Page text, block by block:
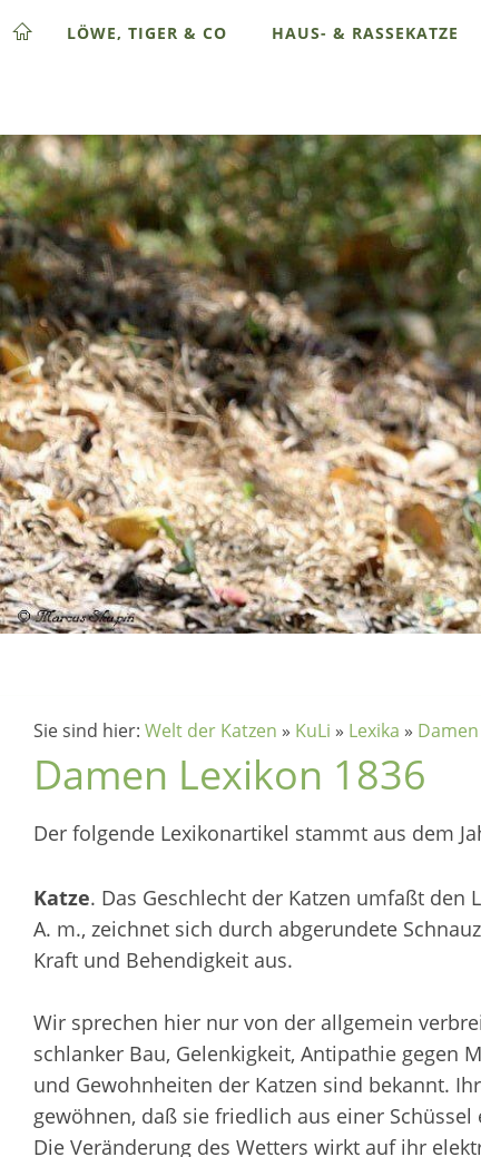
LÖWE, TIGER & CO HAUS- & RASSEKATZE
Sie sind hier: Welt der Katzen » KuLi » Lexika »
Damen Lexikon 1836
Der folgende Lexikonartikel stammt aus dem
Katze. Das Geschlecht der Katzen umfaßt den
A. m., zeichnet sich durch abgerundete
Kraft und Behendigkeit aus.
Wir sprechen hier nur von der allgemein
schlanker Bau, Gelenkigkeit, Antipathie gegen
und Gewohnheiten der Katzen sind bekannt.
gewöhnen, daß sie friedlich aus einer
Die Veränderung des Wetters wirkt auf ihr